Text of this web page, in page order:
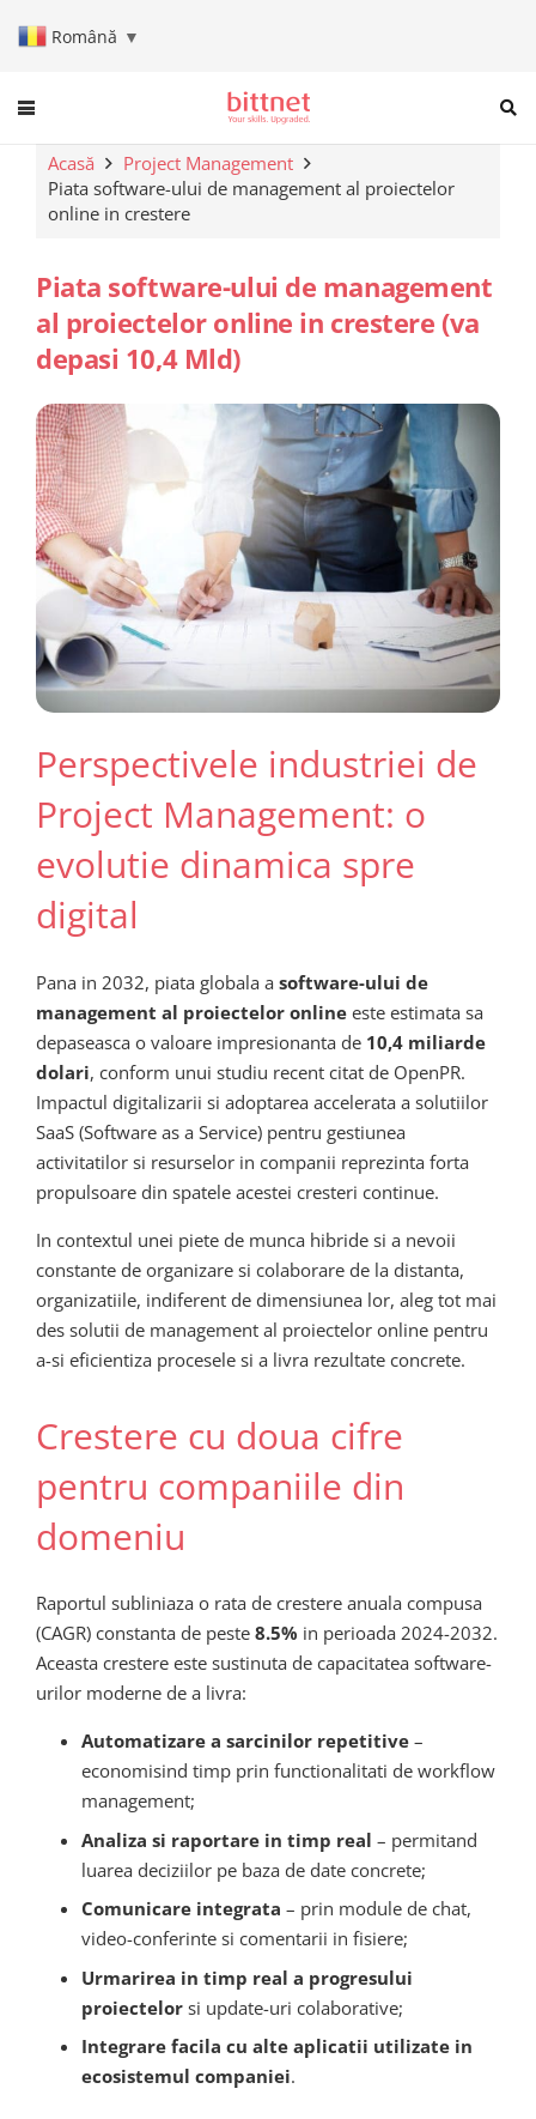
Română ▼
When autocomplete results
Acasă
Project Management
Piata software-ului de management al proiectelor
online in crestere
Piata software-ului de management
al proiectelor online in crestere (va
depasi 10,4 Mld)
Perspectivele industriei de
Project Management: o
evolutie dinamica spre
digital
Pana in 2032, piata globala a software-ului de
management al proiectelor online este estimata sa
depaseasca o valoare impresionanta de 10,4 miliarde
dolari, conform unui studiu recent citat de OpenPR.
Impactul digitalizarii si adoptarea accelerata a solutiilor
SaaS (Software as a Service) pentru gestiunea
activitatilor si resurselor in companii reprezinta forta
propulsoare din spatele acestei cresteri continue.
In contextul unei piete de munca hibride si a nevoii
constante de organizare si colaborare de la distanta,
organizatiile, indiferent de dimensiunea lor, aleg tot mai
des solutii de management al proiectelor online pentru
a-si eficientiza procesele si a livra rezultate concrete.
Crestere cu doua cifre
pentru companiile din
domeniu
Raportul subliniaza o rata de crestere anuala compusa
(CAGR) constanta de peste 8.5% in perioada 2024-2032.
Aceasta crestere este sustinuta de capacitatea software-
urilor moderne de a livra:
Automatizare a sarcinilor repetitive–
economisind timp prin functionalitati de workflow
management;
Analiza si raportare in timp real – permitand
luarea deciziilor pe baza de date concrete;
Comunicare integrata – prin module de chat,
video-conferinte si comentarii in fisiere;
Urmarirea in timp real a progresului
proiectelorsi update-uri colaborative;
Integrare facila cu alte aplicatii utilizate in
ecosistemul companiei.